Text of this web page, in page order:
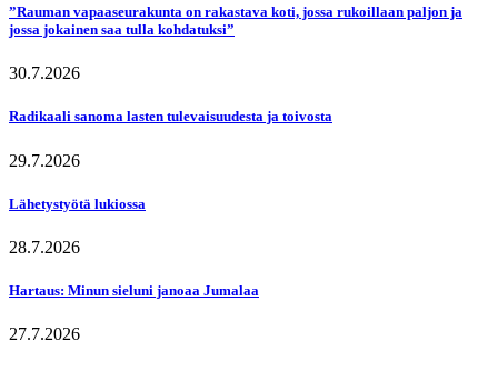
”Rauman vapaaseurakunta on rakastava koti, jossa rukoillaan paljon ja
jossa jokainen saa tulla kohdatuksi”
30.7.2026
Radikaali sanoma lasten tulevaisuudesta ja toivosta
29.7.2026
Lähetystyötä lukiossa
28.7.2026
Hartaus: Minun sieluni janoaa Jumalaa
27.7.2026